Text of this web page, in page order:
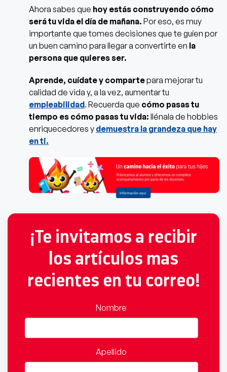
Ahora sabes que hoy estás construyendo cómo
será tu vida el día de mañana. Por eso, es muy
importante que tomes decisiones que te guíen por
un buen camino para llegar a convertirte en la
persona que quieres ser.
Aprende, cuídate y compartepara mejorar tu
calidad de vida y, a la vez, aumentar tu
empleabilidad. Recuerda que cómo pasas tu
tiempo es cómo pasas tu vida: llénala de hobbies
enriquecedores y demuestra la grandeza que hay
en ti.
¡Te invitamos a recibir
los artículos mas
recientes en tu correo!
Nombre*
Apellido*